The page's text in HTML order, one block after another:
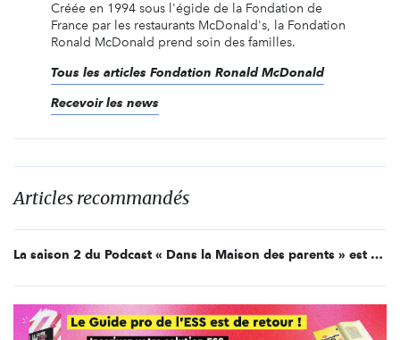
Créée en 1994 sous l'égide de la Fondation de
France par les restaurants McDonald's, la Fondation
Ronald McDonald prend soin des familles.
Tous les articles Fondation Ronald McDonald
Recevoir les news
Articles recommandés
La saison 2 du Podcast « Dans la Maison des parents » est en ligne !